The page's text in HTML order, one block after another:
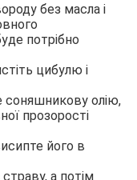
без масла і
потрібно
цибулю і
соняшникову олію,
прозорості
його в
а потім